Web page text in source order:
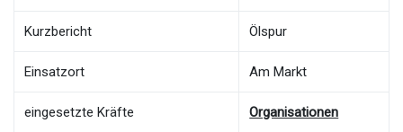
Kurzbericht Ölspur
Einsatzort Am Markt
eingesetzte Kräfte Organisationen